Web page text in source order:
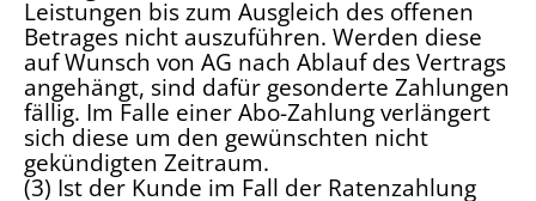
Leistungen bis zum Ausgleich des offenen
Betrages nicht auszuführen. Werden diese
auf Wunsch von AG nach Ablauf des Vertrags
angehängt, sind dafür gesonderte Zahlungen
fällig. Im Falle einer Abo-Zahlung verlängert
sich diese um den gewünschten nicht
gekündigten Zeitraum.
(3) Ist der Kunde im Fall der Ratenzahlung